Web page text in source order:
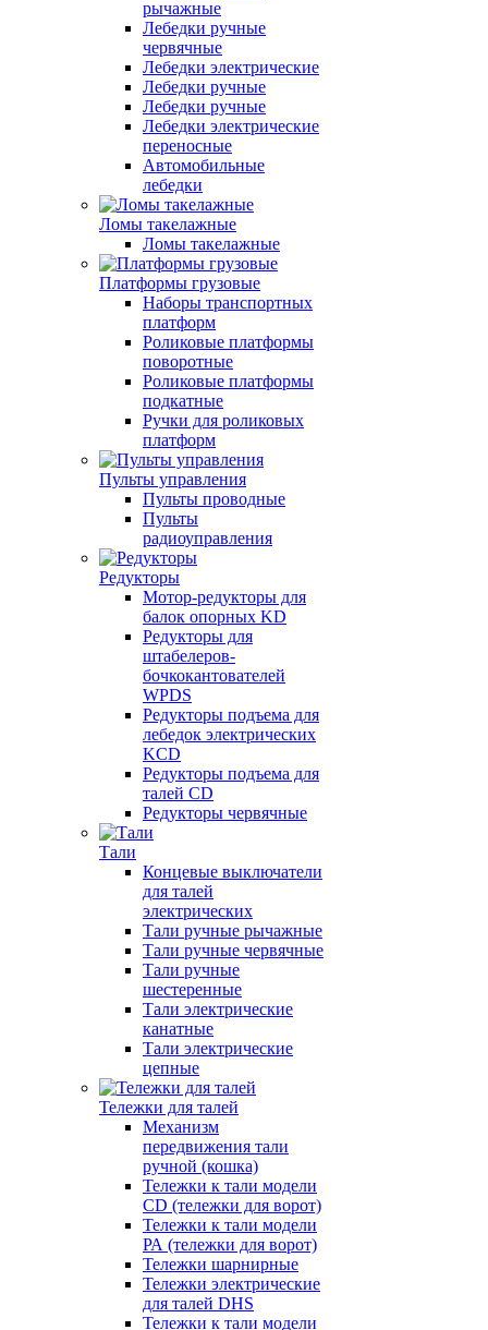
рычажные
Лебедки ручные
червячные
Лебедки электрические
Лебедки ручные
Лебедки ручные
Лебедки электрические
переносные
Автомобильные
лебедки
Ломы такелажные
Ломы такелажные
Платформы грузовые
Наборы транспортных
платформ
Роликовые платформы
поворотные
Роликовые платформы
подкатные
Ручки для роликовых
платформ
Пульты управления
Пульты проводные
Пульты
радиоуправления
Редукторы
Мотор-редукторы для
балок опорных KD
Редукторы для
штабелеров-
бочкокантователей
WPDS
Редукторы подъема для
лебедок электрических
KCD
Редукторы подъема для
талей CD
Редукторы червячные
Тали
Концевые выключатели
для талей
электрических
Тали ручные рычажные
Тали ручные червячные
Тали ручные
шестеренные
Тали электрические
канатные
Тали электрические
цепные
Тележки для талей
Механизм
передвижения тали
ручной (кошка)
Тележки к тали модели
CD (тележки для ворот)
Тележки к тали модели
РА (тележки для ворот)
Тележки шарнирные
Тележки электрические
для талей DHS
Тележки к тали модели